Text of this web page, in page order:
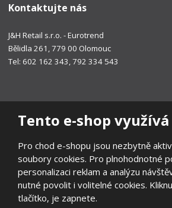
Tento e-shop
Pro chod e-shopu jsou nezbytně
soubory cookies. Pro plnohodnotné
personalizaci reklam a analýzu
nutné povolit i volitelné cookies.
tlačítko, je zapnete.
Kontaktujte nás
J&H Retail s.r.o. - Eurotrend
Bělidla 261, 779 00 Olomouc
Tel: 602 162 343, 792 334 543